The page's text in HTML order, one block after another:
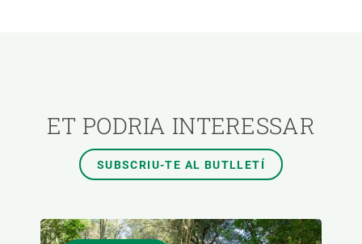
AUTOR
ET PODRIA INTERESSAR
SUBSCRIU-TE AL BUTLLETÍ